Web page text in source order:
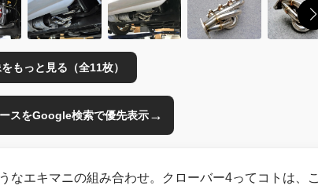
もっと見る（全11枚）
スをGoogle検索で優先表示→
なエキマニの組み合わせ。クローバー4ってコトは、こ